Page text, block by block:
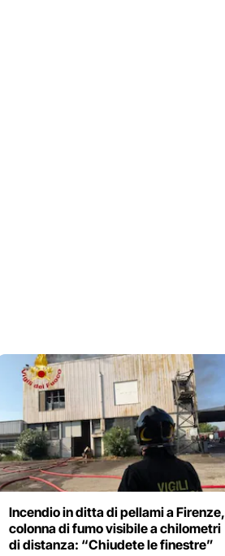
Incendio in ditta di pellami a Firenze,
colonna di fumo visibile a chilometri
di distanza: “Chiudete le finestre”